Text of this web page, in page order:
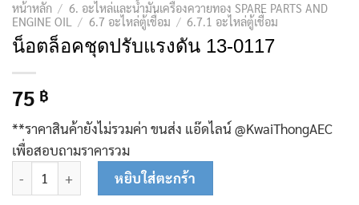
หน้าหลัก / 6. อะไหล่และน้ำมันเครื่องควายทอง SPARE PARTS AND
ENGINE OIL
/ 6.7 อะไหล่ตู้เชื่อม / 6.7.1 อะไหล่ตู้เชื่อม
น็อตล็อคชุดปรับแรงดัน 13-0117
75 ฿
**ราคาสินค้ายังไม่รวมค่า ขนส่ง แอ๊ดไลน์ @KwaiThongAEC
เพื่อสอบถามราคารวม
จำนวน น็อตล็อคชุดปรับแรงดัน 13-0117 ชิ้น
หยิบใส่ตะกร้า